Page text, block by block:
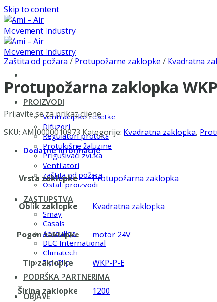
Skip to content
PROIZVODI
Ventilacijske rešetke
Difuzori
Regulatori protoka
Protukišne žaluzine
Prigušivači zvuka
Ventilatori
Zaštita od požara
Ostali proizvodi
ZASTUPSTVA
Smay
Casals
Aerauliqa
DEC International
Climatech
Zip-Clip
PODRŠKA PARTNERIMA
OBJAVE
Zaštita od požara / Protupožarne zaklopke / Kvadratna
Protupožarna zaklopka
Prijavite se za prikaz cijene
SKU: AMI0000010973 Kategorije: Kvadratna zaklopka,
Dodatne informacije
Vrsta zaklopke Protupožarna zaklopka
Oblik zaklopke Kvadratna zaklopka
Pogon zaklopke motor 24V
Tip zaklopke WKP-P-E
Širina zaklopke 1200